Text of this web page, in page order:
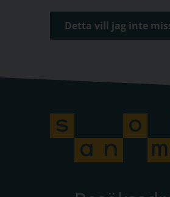
Detta vill jag inte